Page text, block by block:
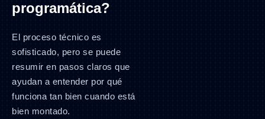
programática?
El proceso técnico es
sofisticado, pero se puede
resumir en pasos claros que
ayudan a entender por qué
funciona tan bien cuando está
bien montado.